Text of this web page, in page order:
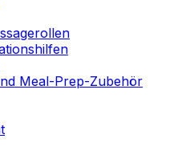
Meal-Prep-Zubehör